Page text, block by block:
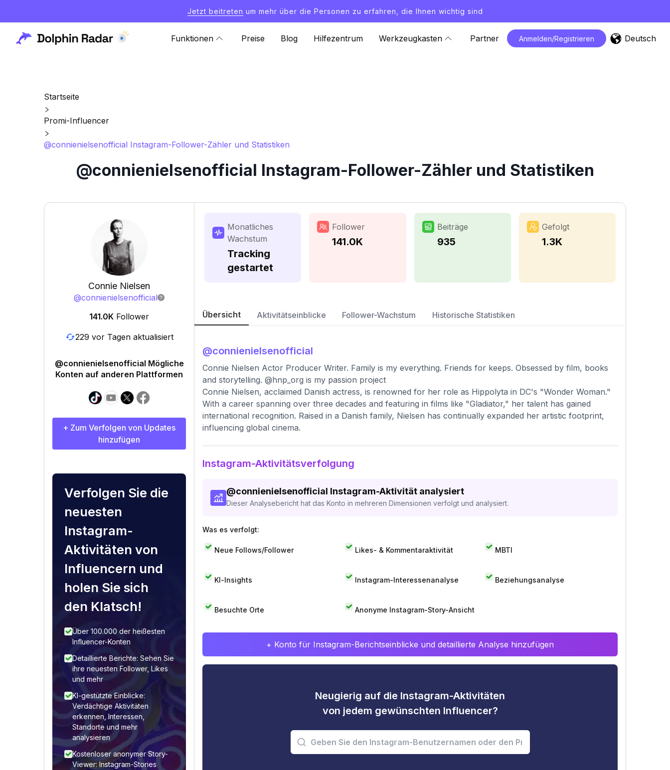
Jetzt beitreten um mehr über die Personen zu erfahren, die Ihnen wichtig sind
Funktionen Preise Blog Hilfezentrum Werkzeugkasten Partner Anmelden/Registrieren Deutsch
Startseite
Promi-Influencer
@connienielsenofficial Instagram-Follower-Zähler und Statistiken
@connienielsenofficial Instagram-Follower-Zähler und Statistiken
Connie Nielsen
@connienielsenofficial
141.0K Follower
229 vor Tagen aktualisiert
@connienielsenofficial Mögliche
Konten auf anderen Plattformen
+ Zum Verfolgen von Updates
hinzufügen
Verfolgen Sie die
neuesten
Instagram-
Aktivitäten von
Influencern und
holen Sie sich
den Klatsch!
Über 100.000 der heißesten
Influencer-Konten
Detaillierte Berichte: Sehen Sie
ihre neuesten Follower, Likes
und mehr
KI-gestützte Einblicke:
Verdächtige Aktivitäten
erkennen, Interessen,
Standorte und mehr
analysieren
Kostenloser anonymer Story-
Viewer: Instagram-Stories
Monatliches
Wachstum
Tracking
gestartet
Follower
141.0K
Beiträge
935
Gefolgt
1.3K
Übersicht Aktivitätseinblicke Follower-Wachstum Historische Statistiken
@connienielsenofficial
Connie Nielsen Actor Producer Writer. Family is my everything. Friends for keeps. Obsessed by film, books
and storytelling. @hnp_org is my passion project
Connie Nielsen, acclaimed Danish actress, is renowned for her role as Hippolyta in DC's "Wonder Woman."
With a career spanning over three decades and featuring in films like "Gladiator," her talent has gained
international recognition. Raised in a Danish family, Nielsen has continually expanded her artistic footprint,
influencing global cinema.
Instagram-Aktivitätsverfolgung
@connienielsenofficial Instagram-Aktivität analysiert
Dieser Analysebericht hat das Konto in mehreren Dimensionen verfolgt und analysiert.
Was es verfolgt:
Neue Follows/Follower Likes- & Kommentaraktivität MBTI
KI-Insights Instagram-Interessenanalyse Beziehungsanalyse
Besuchte Orte Anonyme Instagram-Story-Ansicht
+ Konto für Instagram-Berichtseinblicke und detaillierte Analyse hinzufügen
Neugierig auf die Instagram-Aktivitäten
von jedem gewünschten Influencer?